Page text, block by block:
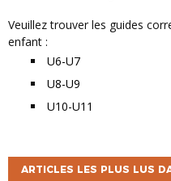
Veuillez trouver les guides correspondants à la catégorie de votre
enfant :
U6-U7
U8-U9
U10-U11
ARTICLES LES PLUS LUS